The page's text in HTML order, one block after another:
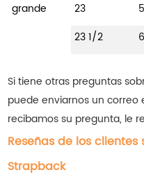
grande 23
23 1/2
Si tiene otras preguntas
puede enviarnos un correo
recibamos su pregunta, le
Reseñas de los
Strapback